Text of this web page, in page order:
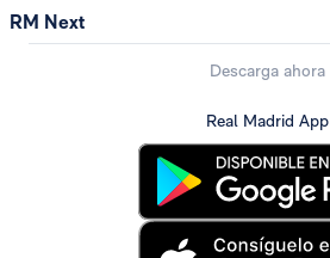
RM Next
Descarga ahora
Real Madrid App